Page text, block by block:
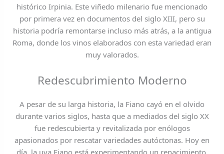
histórico Irpinia. Este viñedo milenario fue mencionado
por primera vez en documentos del siglo XIII, pero su
historia podría remontarse incluso más atrás, a la antigua
Roma, donde los vinos elaborados con esta variedad eran
muy valorados.
Redescubrimiento Moderno
A pesar de su larga historia, la Fiano cayó en el olvido
durante varios siglos, hasta que a mediados del siglo XX
fue redescubierta y revitalizada por enólogos
apasionados por rescatar variedades autóctonas. Hoy en
día, la uva Fiano está experimentando un renacimiento,